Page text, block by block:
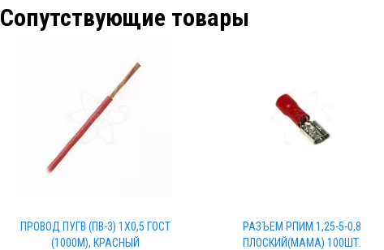
Сопутствующие товары
ПРОВОД ПУГВ (ПВ-3) 1Х0,5 ГОСТ
(1000М), КРАСНЫЙ
РАЗЪЕМ РПИМ 1,25-5-0,8
ПЛОСКИЙ(МАМА) 100ШТ.